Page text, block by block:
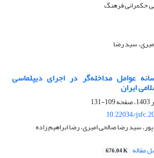
سید رضا
عوامل مداخله‌گر در اجرای دیپلماسی
ایران
109-131
10.22034/
سید رضا صالحی امیری، رضا ابراهیم زاده
مقاله 676.04 K